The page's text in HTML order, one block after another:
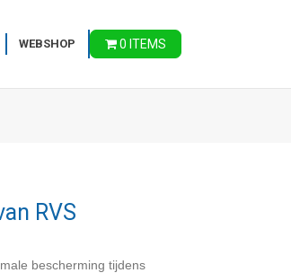
WEBSHOP 0 ITEMS
RVS
bescherming tijdens